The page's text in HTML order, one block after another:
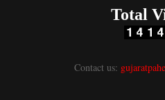
Total
Contact us: